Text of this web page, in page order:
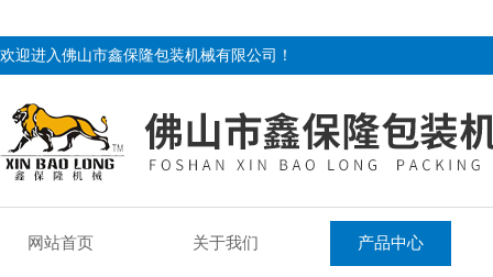
欢迎进入佛山市鑫保隆包装机械有限公司！
网站首页 关于我们 产品中心